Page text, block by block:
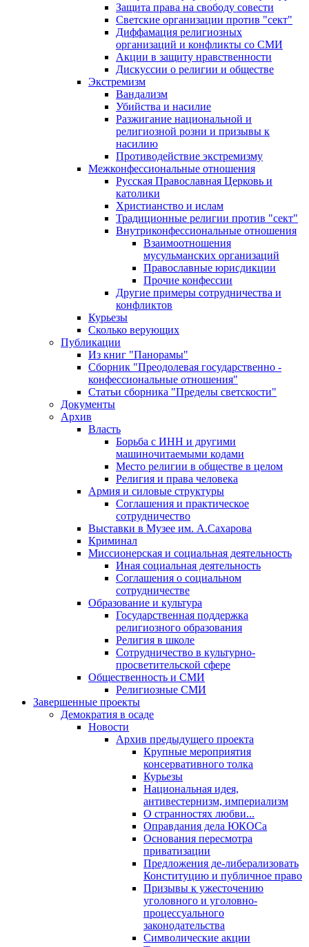
Защита права на свободу совести
Светские организации против "сект"
Диффамация религиозных
организаций и конфликты со СМИ
Акции в защиту нравственности
Дискуссии о религии и обществе
Экстремизм
Вандализм
Убийства и насилие
Разжигание национальной и
религиозной розни и призывы к
насилию
Противодействие экстремизму
Межконфессиональные отношения
Русская Православная Церковь и
католики
Христианство и ислам
Традиционные религии против "сект"
Внутриконфессиональные отношения
Взаимоотношения
мусульманских организаций
Православные юрисдикции
Прочие конфессии
Другие примеры сотрудничества и
конфликтов
Курьезы
Сколько верующих
Публикации
Из книг "Панорамы"
Сборник "Преодолевая государственно -
конфессиональные отношения"
Статьи сборника "Пределы светскости"
Документы
Архив
Власть
Борьба с ИНН и другими
машиночитаемыми кодами
Место религии в обществе в целом
Религия и права человека
Армия и силовые структуры
Соглашения и практическое
сотрудничество
Выставки в Музее им. А.Сахарова
Криминал
Миссионерская и социальная деятельность
Иная социальная деятельность
Соглашения о социальном
сотрудничестве
Образование и культура
Государственная поддержка
религиозного образования
Религия в школе
Сотрудничество в культурно-
просветительской сфере
Общественность и СМИ
Религиозные СМИ
Завершенные проекты
Демократия в осаде
Новости
Архив предыдущего проекта
Крупные мероприятия
консервативного толка
Курьезы
Национальная идея,
антивестернизм, империализм
О странностях любви...
Оправдания дела ЮКОСа
Основания пересмотра
приватизации
Предложения де-либерализовать
Конституцию и публичное право
Призывы к ужесточению
уголовного и уголовно-
процессуального
законодательства
Символические акции